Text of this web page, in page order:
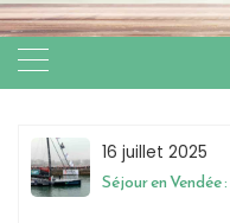
16 juillet 2025
Séjour en